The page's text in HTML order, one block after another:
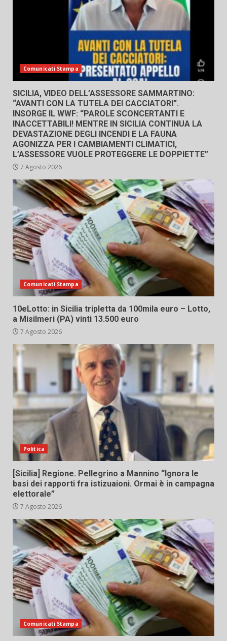
Comunicati Stampa
SICILIA, VIDEO DELL’ASSESSORE SAMMARTINO:
“AVANTI CON LA TUTELA DEI CACCIATORI”.
INSORGE IL WWF: “PAROLE SCONCERTANTI E
INACCETTABILI! MENTRE IN SICILIA CONTINUA LA
DEVASTAZIONE DEGLI INCENDI E LA FAUNA
AGONIZZA PER I CAMBIAMENTI CLIMATICI,
L’ASSESSORE VUOLE PROTEGGERE LE DOPPIETTE”
7 Agosto 2026
Comunicati Stampa
10eLotto: in Sicilia tripletta da 100mila euro – Lotto,
a Misilmeri (PA) vinti 13.500 euro
7 Agosto 2026
Politica
[Sicilia] Regione. Pellegrino a Mannino “Ignora le
basi dei rapporti fra istizuaioni. Ormai è in campagna
elettorale”
7 Agosto 2026
Comunicati Stampa